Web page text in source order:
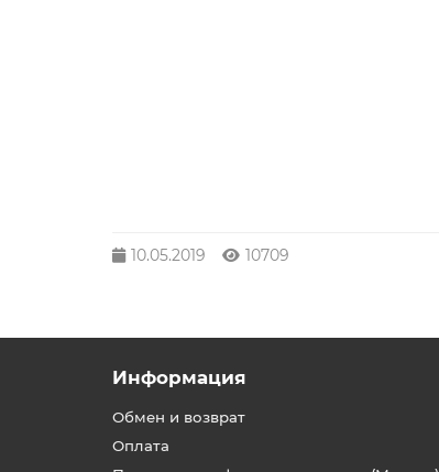
10.05.2019 10709
Информация
Обмен и возврат
Оплата